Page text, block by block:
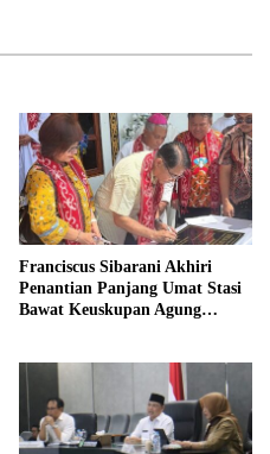
Franciscus Sibarani Akhiri
Penantian Panjang Umat Stasi
Bawat Keuskupan Agung